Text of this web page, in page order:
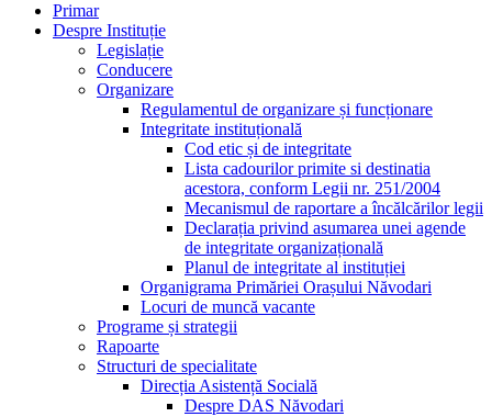
Primar
Despre Instituție
Legislație
Conducere
Organizare
Regulamentul de organizare și funcționare
Integritate instituțională
Cod etic și de integritate
Lista cadourilor primite si destinatia
acestora, conform Legii nr. 251/2004
Mecanismul de raportare a încălcărilor legii
Declarația privind asumarea unei agende
de integritate organizațională
Planul de integritate al instituției
Organigrama Primăriei Orașului Năvodari
Locuri de muncă vacante
Programe și strategii
Rapoarte
Structuri de specialitate
Direcția Asistență Socială
Despre DAS Năvodari